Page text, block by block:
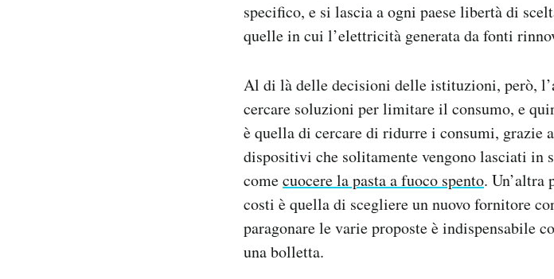
specifico, e si lascia a ogni paese libertà di
quelle in cui l’elettricità generata da fonti
Al di là delle decisioni delle istituzioni, però,
cercare soluzioni per limitare il consumo, e
è quella di cercare di ridurre i consumi, grazie
dispositivi che solitamente vengono lasciati in
comecuocere la pasta a fuoco spento. Un’altra
costi è quella di scegliere un nuovo fornitore
paragonare le varie proposte è indispensabile
una bolletta.